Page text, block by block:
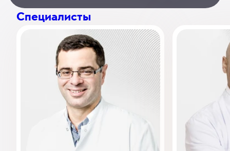
Специалисты